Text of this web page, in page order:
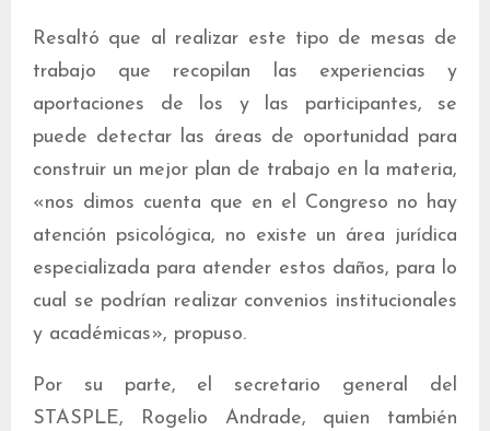
Resaltó que al realizar este tipo de mesas de
trabajo que recopilan las experiencias y
aportaciones de los y las participantes, se
puede detectar las áreas de oportunidad para
construir un mejor plan de trabajo en la materia,
«nos dimos cuenta que en el Congreso no hay
atención psicológica, no existe un área jurídica
especializada para atender estos daños, para lo
cual se podrían realizar convenios institucionales
y académicas», propuso.
Por su parte, el secretario general del
STASPLE, Rogelio Andrade, quien también